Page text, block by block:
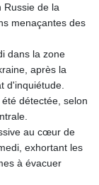
Russie de la
menaçantes des
dans la zone
après la
d'inquiétude.
détectée, selon
au cœur de
exhortant les
à évacuer